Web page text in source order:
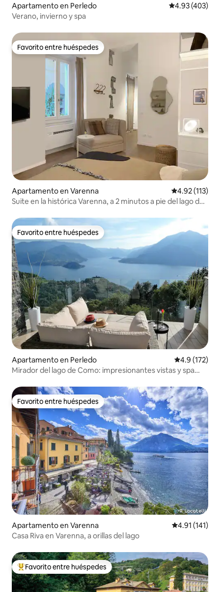
Apartamento en Perledo Calificación
4.93 (403)
Verano, invierno y spa
Favorito entre huéspedes
Favorito entre huéspedes
Apartamento en Varenna Calificación
4.92 (113)
Suite en la histórica Varenna, a 2 minutos a pie del lago de
Favorito entre huéspedes
Favorito entre huéspedes
Apartamento en Perledo Calificación
4.9 (172)
Mirador del lago de Como: impresionantes vistas y spa
Favorito entre huéspedes
Favorito entre huéspedes
Apartamento en Varenna Calificación
4.91 (141)
Casa Riva en Varenna, a orillas del lago
Favorito entre huéspedes preferido
Favorito entre huéspedes